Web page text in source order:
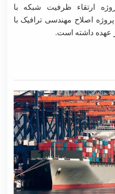
ارتقاء ظرفیت شبکه با
اصلاح مهندسی ترافیک با
عهده داشته است.